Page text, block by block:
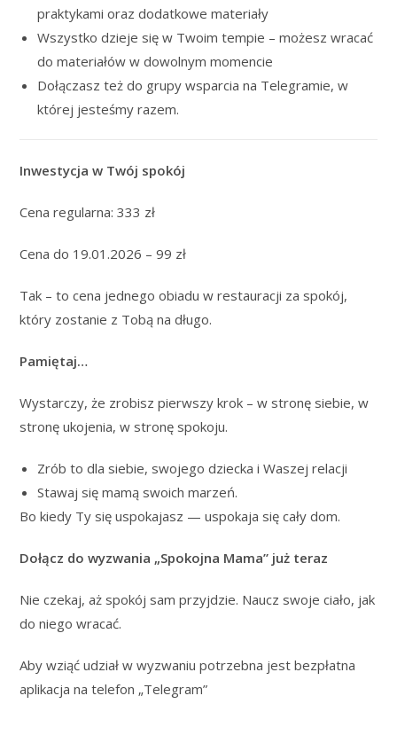
praktykami oraz dodatkowe materiały
Wszystko dzieje się w Twoim tempie – możesz wracać
do materiałów w dowolnym momencie
Dołączasz też do grupy wsparcia na Telegramie, w
której jesteśmy razem.
Inwestycja w Twój spokój
Cena regularna: 333 zł
Cena do 19.01.2026 – 99 zł
Tak – to cena jednego obiadu w restauracji za spokój,
który zostanie z Tobą na długo.
Pamiętaj…
Wystarczy, że zrobisz pierwszy krok – w stronę siebie, w
stronę ukojenia, w stronę spokoju.
Zrób to dla siebie, swojego dziecka i Waszej relacji
Stawaj się mamą swoich marzeń.
Bo kiedy Ty się uspokajasz — uspokaja się cały dom.
Dołącz do wyzwania „Spokojna Mama” już teraz
Nie czekaj, aż spokój sam przyjdzie. Naucz swoje ciało, jak
do niego wracać.
Aby wziąć udział w wyzwaniu potrzebna jest bezpłatna
aplikacja na telefon „Telegram”